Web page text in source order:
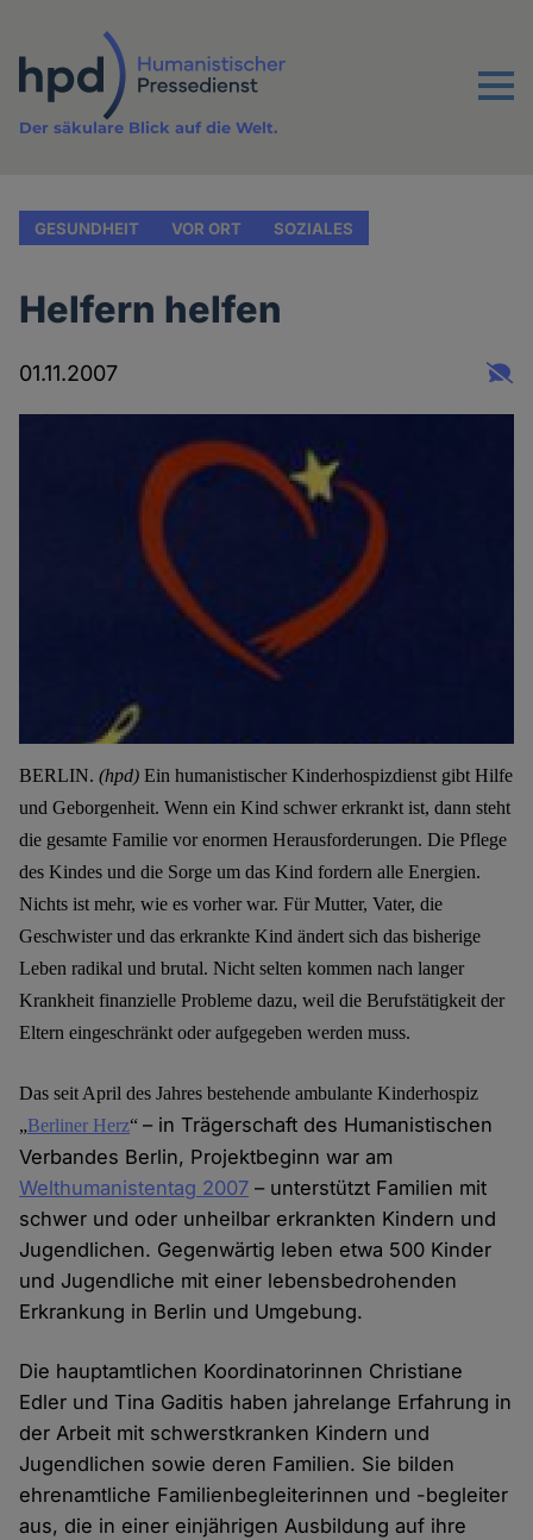
Inhalt
Menu
Der säkulare Blick auf die Welt.
GESUNDHEIT VOR ORT SOZIALES
Helfern helfen
01.11.2007
BERLIN.(hpd) Ein humanistischer Kinderhospizdienst gibt Hilfe
und Geborgenheit. Wenn ein Kind schwer erkrankt ist, dann steht
die gesamte Familie vorenormen Herausforderungen. Die Pflege
des Kindes und die Sorge um das Kind fordern alle Energien.
Nichts ist mehr, wie es vorher war. Für Mutter, Vater, die
Geschwister und das erkrankte Kind ändert sich das bisherige
Leben radikal und brutal. Nicht selten kommen nach langer
Krankheit finanzielle Probleme dazu, weil die Berufstätigkeit der
Eltern eingeschränkt oder aufgegeben werden muss.
Das seit April des Jahres bestehende ambulante Kinderhospiz
„Berliner Herz“– in Trägerschaft des Humanistischen
Verbandes Berlin, Projektbeginn war am
Welthumanistentag 2007 – unterstützt Familien mit
schwer und oder unheilbar erkrankten Kindern und
Jugendlichen. Gegenwärtig leben etwa 500 Kinder
und Jugendliche mit einer lebensbedrohenden
Erkrankung in Berlin und Umgebung.
Die hauptamtlichen Koordinatorinnen Christiane
Edler und Tina Gaditis haben jahrelange Erfahrung in
der Arbeit mit schwerstkranken Kindern und
Jugendlichen sowie deren Familien. Sie bilden
ehrenamtliche Familienbegleiterinnen und -begleiter
aus, die in einer einjährigen Ausbildung auf ihre